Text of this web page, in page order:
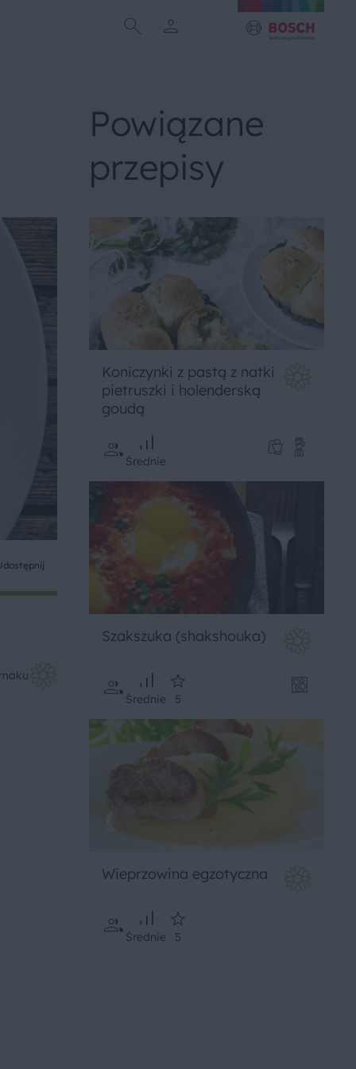
Powiązane
przepisy
Koniczynki z pastą z natki
pietruszki i holenderską
goudą
Średnie
Szakszuka (shakshouka)
Średnie 5
Wieprzowina egzotyczna
Średnie 5